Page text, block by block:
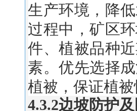
生产环境，降
过程中，矿区
件、植被品种
素。优先选择
植被，保证植
4.3.2边坡防护